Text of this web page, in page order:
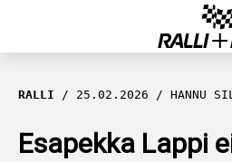
FORMULA 1
RALLI
RALLI 25.02.2026 HANNU
Esapekka Lappi